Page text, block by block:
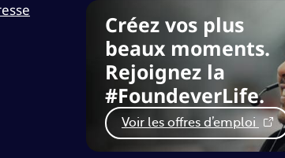
Créez vos plus
beaux moments.
Rejoignez la
#FoundeverLife.
Voir les offres d’emploi